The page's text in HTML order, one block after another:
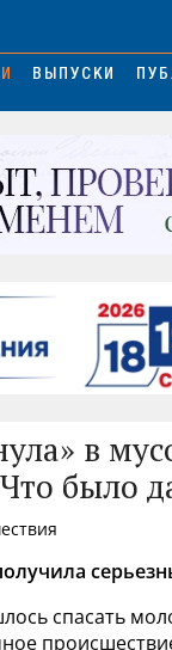
ВЫПУСКИ
в
было
спасать